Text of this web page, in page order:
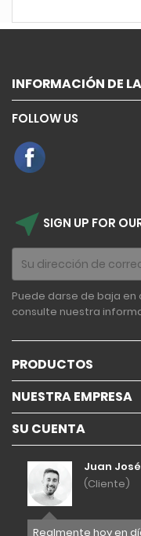
INFORMACIÓN DE
FOLLOW US
near_me SIGN UP FOR
Puede darse de baja
consulte nuestra
PRODUCTOS
NUESTRA EMPRESA
SU CUENTA
Juan
(Cliente)
Realmente hoy en